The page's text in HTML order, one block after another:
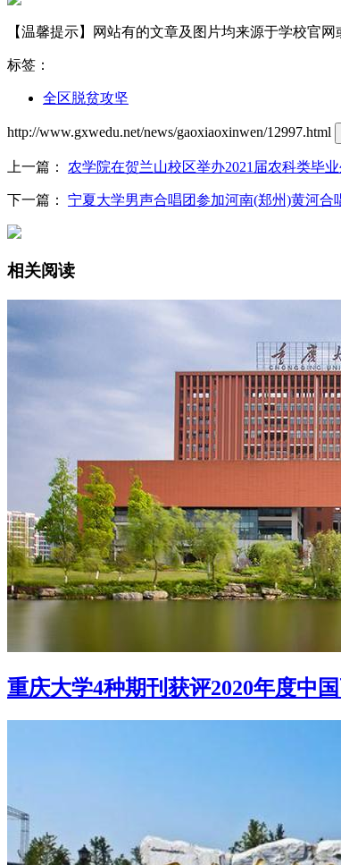
【温馨提示】网站有的文章及图片均来源于学校官网
标签：
全区脱贫攻坚
http://www.gxwedu.net/news/gaoxiaoxinwen/12997.html
上一篇： 农学院在贺兰山校区举办2021届农科类毕
下一篇： 宁夏大学男声合唱团参加河南(郑州)黄河合
相关阅读
重庆大学4种期刊获评2020年度中